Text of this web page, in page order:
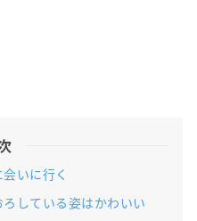
いに行く
している姿はかわいい